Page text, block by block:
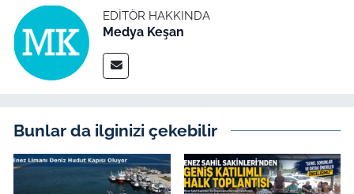
EDITÖR HAKKINDA
Medya Keşan
Bunlar da ilginizi çekebilir